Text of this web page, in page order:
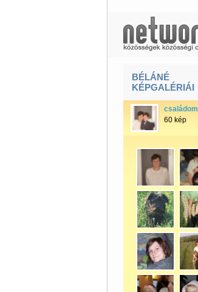
BÉLÁNÉ
KÉPGALÉRIÁI
családom
60 kép